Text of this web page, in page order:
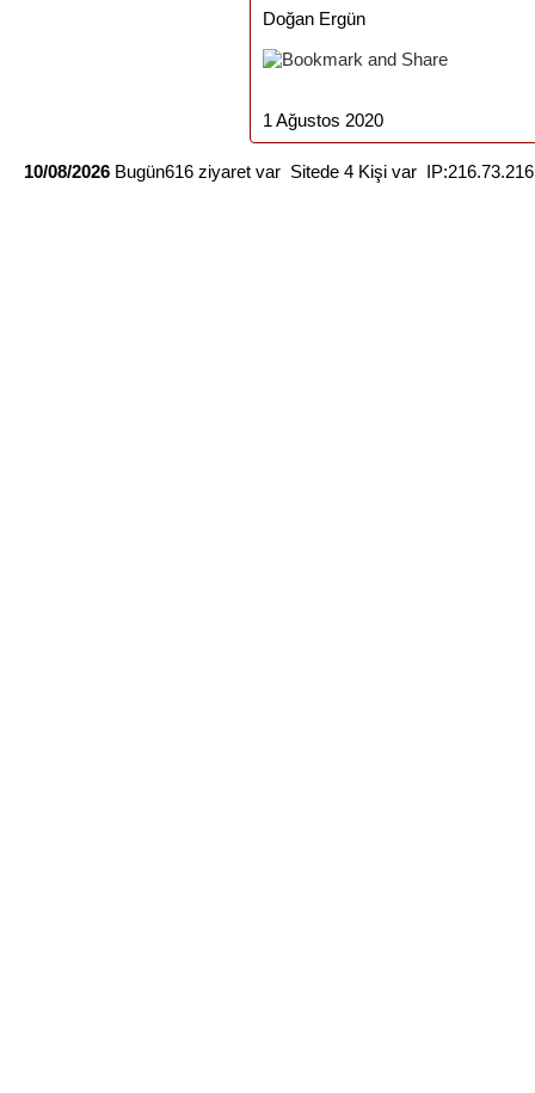
Doğan Ergün
1 Ağustos 2020
10/08/2026 Bugün616 ziyaret var Sitede 4 Kişi var